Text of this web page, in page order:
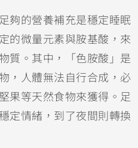
夠的營養補充是穩定睡眠
的微量元素與胺基酸，來
質。其中，「色胺酸」是
，人體無法自行合成，必
果等天然食物來獲得。足
定情緒，到了夜間則轉換